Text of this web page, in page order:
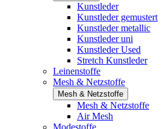
Kunstleder
Kunstleder gemustert
Kunstleder metallic
Kunstleder uni
Kunstleder Used
Stretch Kunstleder
Leinenstoffe
Mesh & Netzstoffe
Mesh & Netzstoffe
Mesh & Netzstoffe
Air Mesh
Modestoffe